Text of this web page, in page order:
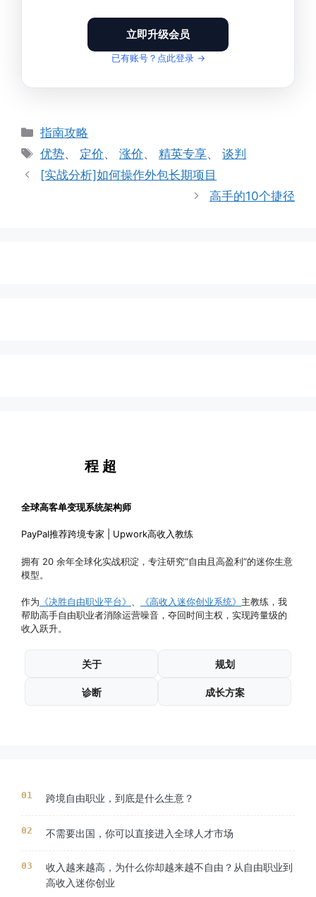
立即升级会员
已有账号？点此登录 →
分
类
指南攻略
标
签
优势、 定价、涨价、精英专享、谈判
[实战分析]如何操作外包长期项目
高手的10个捷径
程 超
全球高客单变现系统架构师
PayPal推荐跨境专家 | Upwork高收入教练
拥有 20 余年全球化实战积淀，专注研究“自由且高盈利”的迷你生意
模型。
作为 《决胜自由职业平台》 、 《高收入迷你创业系统》 主教练，我
帮助高手自由职业者消除运营噪音，夺回时间主权，实现跨量级的
收入跃升。
关于 规划
诊断 成长方案
跨境自由职业，到底是什么生意？
不需要出国，你可以直接进入全球人才市场
收入越来越高，为什么你却越来越不自由？从自由职业到
高收入迷你创业